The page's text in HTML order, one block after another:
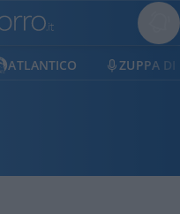
ATLANTICO ZUPPA DI